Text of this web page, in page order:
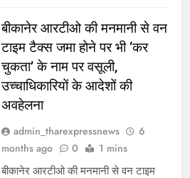
बीकानेर आरटीओ की मनमानी से वन
टाइम टैक्स जमा होने पर भी ‘कर
चुकता’ के नाम पर वसूली,
उच्चाधिकारियों के आदेशों की
अवहेलना
admin_tharexpressnews
6
months ago
0 1 mins
बीकानेर आरटीओ की मनमानी से वन टाइम